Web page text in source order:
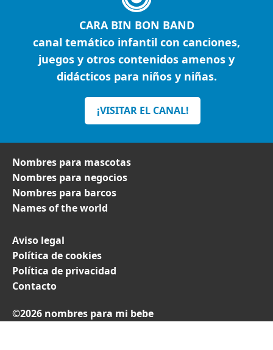
CARA BIN BON BAND
canal temático infantil con canciones,
juegos y otros contenidos amenos y
didácticos para niños y niñas.
¡VISITAR EL CANAL!
Nombres para mascotas
Nombres para negocios
Nombres para barcos
Names of the world
Aviso legal
Política de cookies
Política de privacidad
Contacto
©2026 nombres para mi bebe